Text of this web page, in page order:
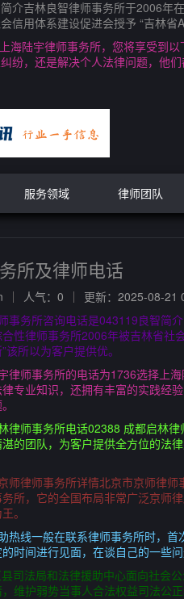
介吉林良智律师事务所于2006
信用体系建设促进会授予 “吉林省
海陆宇律师事务所，您将享受到
纷，还是解决个人法律问题，他们
服务领域 律师团队
所及律师电话
人气：0
更新：2025-08-21
事务所咨询电话是043119良智简
性律师事务所2006年被吉林省社
该所以为客户提供优。
律师事务所的电话为1736选择上
专业知识，还拥有丰富的实践经
律师事务所电话02388 成都启林
的团队，为客户提供全方位的法
师律师事务所详情北京市京师律
所，它的全国布局非常广泛京师
。
热线一般在联系律师事务所时，
时间进行见面，在谈自己的一些
司法局和法律援助中心面向社会
维护弱势当事人合法权益司法公